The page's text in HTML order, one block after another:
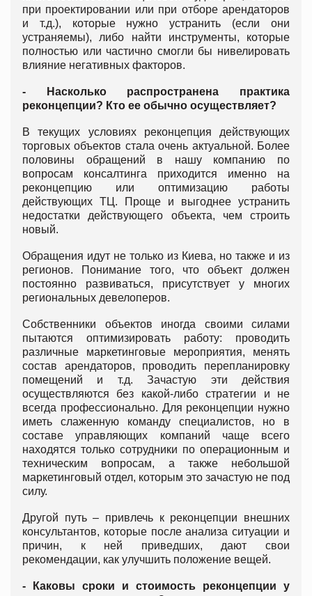
при проектировании или при отборе арендаторов
и т.д.), которые нужно устранить (если они
устраняемы), либо найти инструменты, которые
полностью или частично смогли бы нивелировать
влияние негативных факторов.
- Насколько распространена практика
реконцепции? Кто ее обычно осуществляет?
В текущих условиях реконцепция действующих
торговых объектов стала очень актуальной. Более
половины обращений в нашу компанию по
вопросам консалтинга приходится именно на
реконцепцию или оптимизацию работы
действующих ТЦ. Проще и выгоднее устранить
недостатки действующего объекта, чем строить
новый.
Обращения идут не только из Киева, но также и из
регионов. Понимание того, что объект должен
постоянно развиваться, присутствует у многих
региональных девелоперов.
Собственники объектов иногда своими силами
пытаются оптимизировать работу: проводить
различные маркетинговые мероприятия, менять
состав арендаторов, проводить перепланировку
помещений и т.д. Зачастую эти действия
осуществляются без какой-либо стратегии и не
всегда профессионально. Для реконцепции нужно
иметь слаженную команду специалистов, но в
составе управляющих компаний чаще всего
находятся только сотрудники по операционным и
техническим вопросам, а также небольшой
маркетинговый отдел, которым это зачастую не под
силу.
Другой путь – привлечь к реконцепции внешних
консультантов, которые после анализа ситуации и
причин, к ней приведших, дают свои
рекомендации, как улучшить положение вещей.
- Каковы сроки и стоимость реконцепции у